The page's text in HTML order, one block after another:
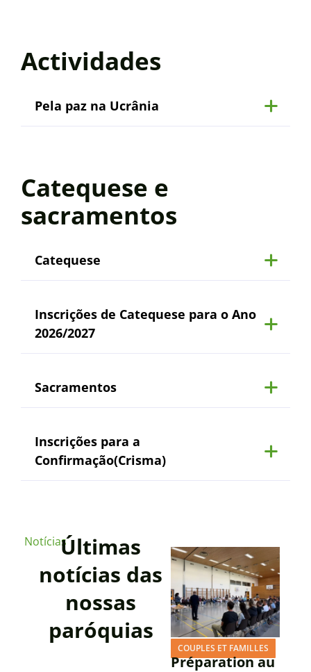
Actividades
Pela paz na Ucrânia
Catequese e
sacramentos
Catequese
Inscrições de Catequese para o Ano
2026/2027
Sacramentos
Inscrições para a
Confirmação(Crisma)
NotíciasÚltimas
notícias das
nossas
paróquias
COUPLES ET FAMILLES
Préparation au